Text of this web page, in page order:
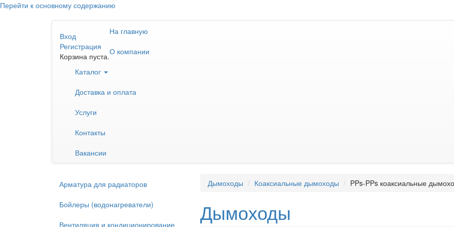
Перейти к основному содержанию
Вход
Регистрация
Корзина пуста.
На главную
О компании
Каталог
Доставка и оплата
Услуги
Контакты
Вакансии
Арматура для радиаторов
Бойлеры (водонагреватели)
Вентиляция и кондиционирование
Дымоходы Коаксиальные дымоходы PPs-PPs коаксиальные
Дымоходы